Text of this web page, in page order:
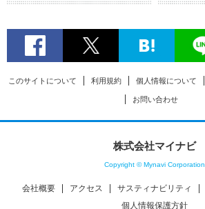
このサイトについて 利用規約 個人情報について
お問い合わせ
株式会社マイナビ
Copyright © Mynavi Corporation
会社概要 アクセス サスティナビリティ
個人情報保護方針